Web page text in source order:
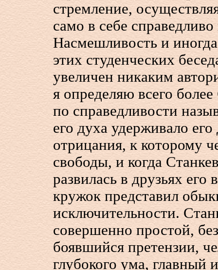
стремление,
само в себе
Насмешливость и
этих студенческих
увеличен никаким
я определяю всего
по справедливости
его духа удерживало его
отрицания, к которому
свободы, и когда
развилась в друзьях
кружок представил
исключительности.
совершенно простой,
боявшийся претензии,
глубокого ума, главный